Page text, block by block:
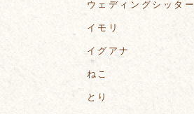
ウェディングシッター
イモリ
イグアナ
ねこ
とり